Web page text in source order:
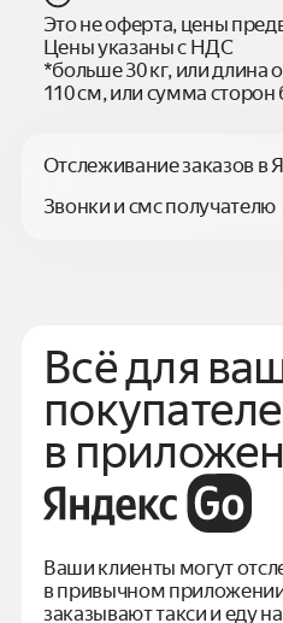
Это не оферта, цены
Цены указаны с НДС
*больше 30 кг, или длина
110 см, или сумма сторон
Отслеживание заказов в
Звонки и смс получателю
Всё для
в
Ваши клиенты могут
в привычном
заказывают такси и еду